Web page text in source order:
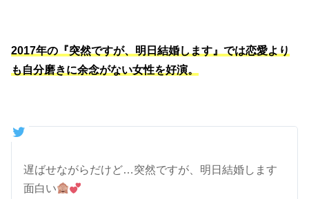
2017年の『突然ですが、明日結婚します』では恋愛より
も自分磨きに余念がない女性を好演。
遅ばせながらだけど…突然ですが、明日結婚します
面白い